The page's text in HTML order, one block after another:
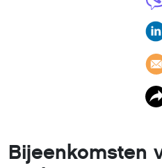
Bijeenkomsten